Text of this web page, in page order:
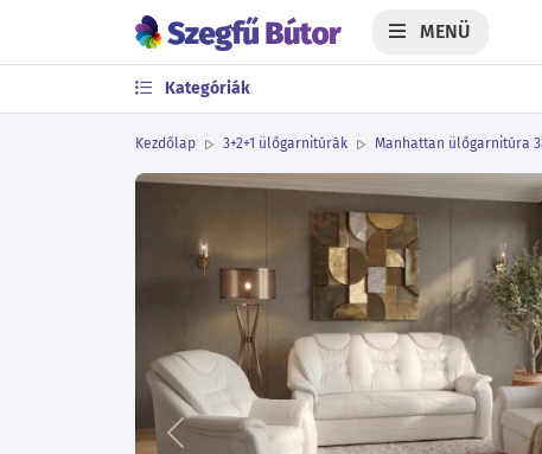
MENÜ
Kategóriák
Kezdőlap 3+2+1 ülőgarnitúrák Manhattan ülőgarnitúra
Előző